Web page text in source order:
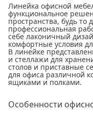
Линейка офисной
функциональное
пространства, будь
профессиональная
себе лаконичный
комфортные условия
В линейке
и стеллажи для
столов и приставные
для офиса различной
ящиками и полками.
Особенности